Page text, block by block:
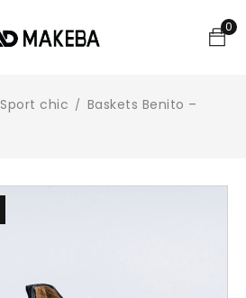
0
Sport chic / Baskets Benito –